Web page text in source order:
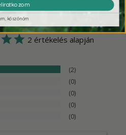
2 értékelés alapján
2
0
0
0
0
köszönöm